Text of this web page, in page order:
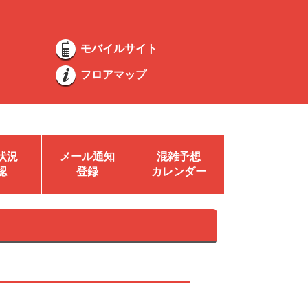
モバイルサイト
フロアマップ
況
メール通知
登録
混雑予想
カレンダー